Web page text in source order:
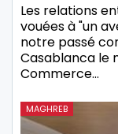
Les relations
vouées à "un
notre passé
Casablanca le
Commerce…
MAGHREB